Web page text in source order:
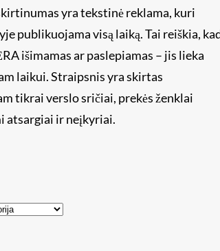
yra tekstinė reklama, kuri
publikuojama visą laiką. Tai reiškia,
išimamas ar paslepiamas – jis lieka
laikui. Straipsnis yra skirtas
tikrai verslo sričiai, prekės ženklai
atsargiai ir neįkyriai.